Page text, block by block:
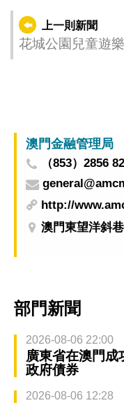
上一則新聞
花城公園兒童遊
澳門金融管理局
（853）2856
http://
澳門東望洋斜
部門新聞
2026-08-06 22:00
廣東省在澳門成
政府債券
2026-08-06 12:28